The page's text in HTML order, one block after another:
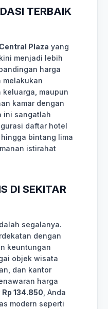
TERBAIK
Plaza yang
menjadi lebih
harga
melakukan
maupun
kamar dengan
ini sangatlah
daftar hotel
bintang lima
istirahat
DI SEKITAR
segalanya.
dengan
keuntungan
objek wisata
dan kantor
harga
Rp 134.850 , Anda
modern seperti